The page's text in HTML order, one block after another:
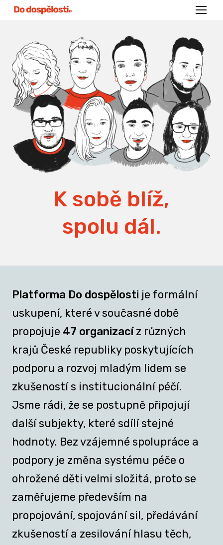
Menu
K sobě blíž,
spolu dál.
Platforma Do dospělosti je formální
uskupení, které v současné době
propojuje 47 organizacíz různých
krajů České republiky poskytujících
podporu a rozvoj mladým lidem se
zkušeností s institucionální péčí.
Jsme rádi, že se postupně připojují
další subjekty, které sdílí stejné
hodnoty. Bez vzájemné spolupráce a
podpory je změna systému péče o
ohrožené děti velmi složitá, proto se
zaměřujeme především na
propojování, spojování sil, předávání
zkušeností a zesilování hlasu těch,